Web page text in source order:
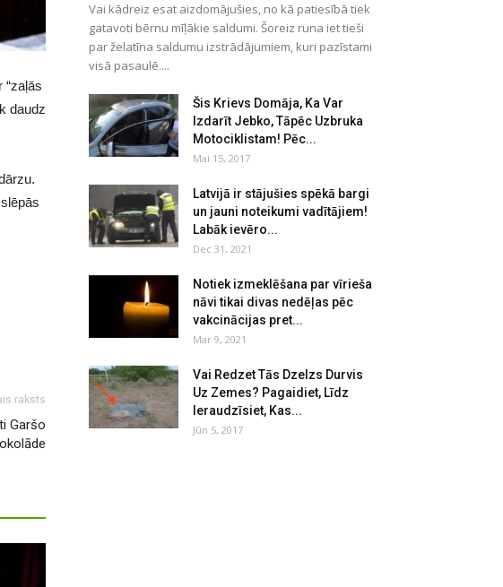
daudz
raksts
Garšo
Vai kādreiz esat aizdomājušies, no kā patiesībā tiek
gatavoti bērnu mīļākie saldumi. Šoreiz runa iet tieši
par želatīna saldumu izstrādājumiem, kuri pazīstami
visā pasaulē....
Šis Krievs Domāja, Ka Var
Izdarīt Jebko, Tāpēc Uzbruka
Motociklistam! Pēc...
Mai 15, 2017
Latvijā ir stājušies spēkā bargi
un jauni noteikumi vadītājiem!
Labāk ievēro...
Dec 31, 2021
Notiek izmeklēšana par vīrieša
nāvi tikai divas nedēļas pēc
vakcinācijas pret...
Mar 9, 2021
Vai Redzet Tās Dzelzs Durvis
Uz Zemes? Pagaidiet, Līdz
Ieraudzīsiet, Kas...
Jūn 5, 2017